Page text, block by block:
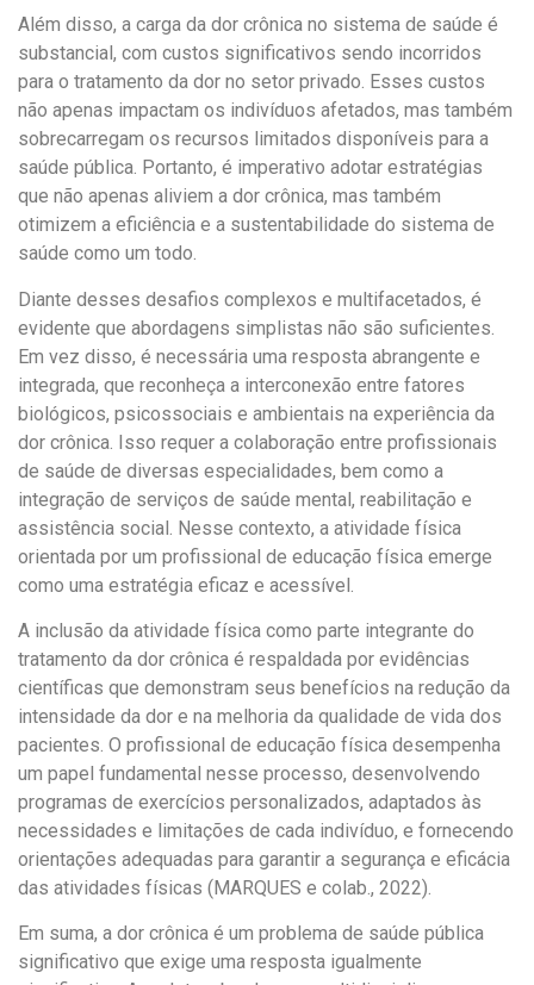
Além disso, a carga da dor crônica no sistema de saúde é
substancial, com custos significativos sendo incorridos
para o tratamento da dor no setor privado. Esses custos
não apenas impactam os indivíduos afetados, mas também
sobrecarregam os recursos limitados disponíveis para a
saúde pública. Portanto, é imperativo adotar estratégias
que não apenas aliviem a dor crônica, mas também
otimizem a eficiência e a sustentabilidade do sistema de
saúde como um todo.
Diante desses desafios complexos e multifacetados, é
evidente que abordagens simplistas não são suficientes.
Em vez disso, é necessária uma resposta abrangente e
integrada, que reconheça a interconexão entre fatores
biológicos, psicossociais e ambientais na experiência da
dor crônica. Isso requer a colaboração entre profissionais
de saúde de diversas especialidades, bem como a
integração de serviços de saúde mental, reabilitação e
assistência social. Nesse contexto, a atividade física
orientada por um profissional de educação física emerge
como uma estratégia eficaz e acessível.
A inclusão da atividade física como parte integrante do
tratamento da dor crônica é respaldada por evidências
científicas que demonstram seus benefícios na redução da
intensidade da dor e na melhoria da qualidade de vida dos
pacientes. O profissional de educação física desempenha
um papel fundamental nesse processo, desenvolvendo
programas de exercícios personalizados, adaptados às
necessidades e limitações de cada indivíduo, e fornecendo
orientações adequadas para garantir a segurança e eficácia
das atividades físicas (MARQUES e colab., 2022).
Em suma, a dor crônica é um problema de saúde pública
significativo que exige uma resposta igualmente